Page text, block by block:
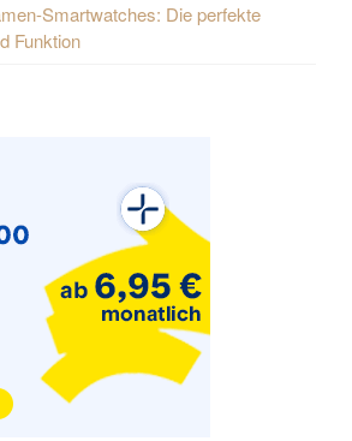
Smartwatches: Die perfekte
Funktion